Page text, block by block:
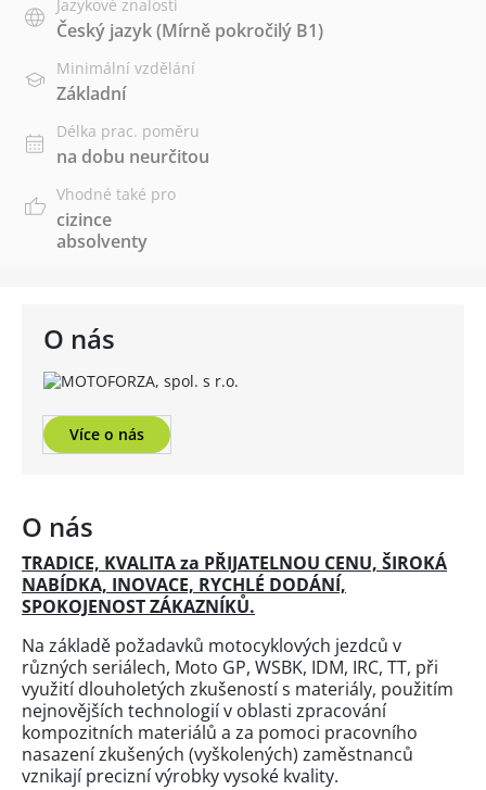
Jazykové znalosti
Český jazyk(Mírně pokročilý B1)
Minimální vzdělání
Základní
Délka prac. poměru
na dobu neurčitou
Vhodné také pro
cizince
absolventy
O nás
Více o nás
O nás
TRADICE, KVALITA za PŘIJATELNOU CENU, ŠIROKÁ
NABÍDKA, INOVACE, RYCHLÉ DODÁNÍ,
SPOKOJENOST ZÁKAZNÍKŮ.
Na základě požadavků motocyklových jezdců v
různých seriálech, Moto GP, WSBK, IDM, IRC, TT, při
využití dlouholetých zkušeností s materiály, použitím
nejnovějších technologií v oblasti zpracování
kompozitních materiálů a za pomoci pracovního
nasazení zkušených (vyškolených) zaměstnanců
vznikají precizní výrobky vysoké kvality.